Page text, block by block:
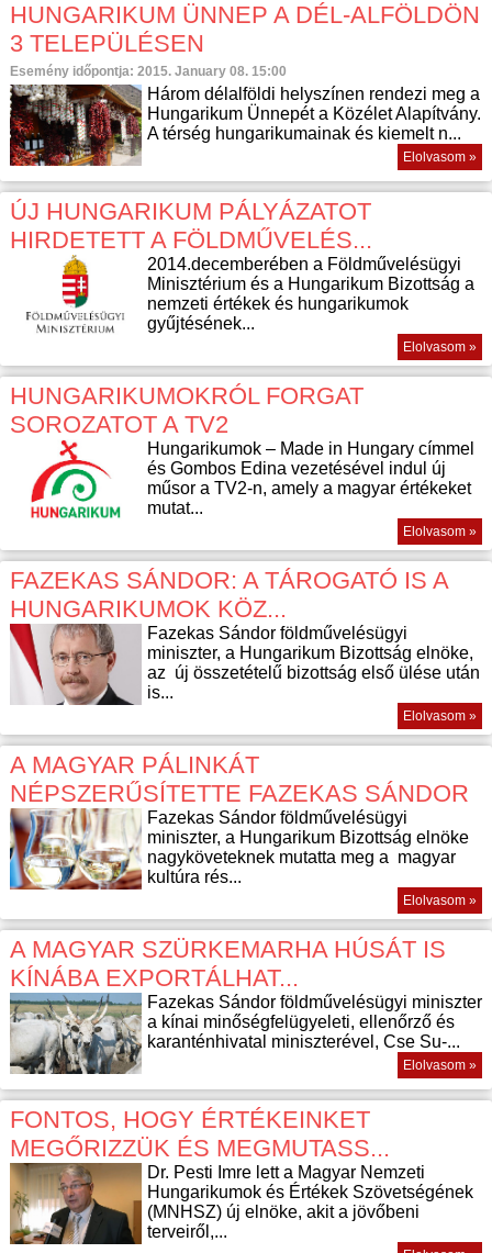
HUNGARIKUM ÜNNEP A DÉL-ALFÖLDÖN
3 TELEPÜLÉSEN
Esemény időpontja: 2015. January 08. 15:00
Három délalföldi helyszínen rendezi meg a
Hungarikum Ünnepét a Közélet Alapítvány.
A térség hungarikumainak és kiemelt n...
Elolvasom »
ÚJ HUNGARIKUM PÁLYÁZATOT
HIRDETETT A FÖLDMŰVELÉS...
2014.decemberében a Földművelésügyi
Minisztérium és a Hungarikum Bizottság a
nemzeti értékek és hungarikumok
gyűjtésének...
Elolvasom »
HUNGARIKUMOKRÓL FORGAT
SOROZATOT A TV2
Hungarikumok – Made in Hungary címmel
és Gombos Edina vezetésével indul új
műsor a TV2-n, amely a magyar értékeket
mutat...
Elolvasom »
FAZEKAS SÁNDOR: A TÁROGATÓ IS A
HUNGARIKUMOK KÖZ...
Fazekas Sándor földművelésügyi
miniszter, a Hungarikum Bizottság elnöke,
az új összetételű bizottság első ülése után
is...
Elolvasom »
A MAGYAR PÁLINKÁT
NÉPSZERŰSÍTETTE FAZEKAS SÁNDOR
Fazekas Sándor földművelésügyi
miniszter, a Hungarikum Bizottság elnöke
nagyköveteknek mutatta meg a magyar
kultúra rés...
Elolvasom »
A MAGYAR SZÜRKEMARHA HÚSÁT IS
KÍNÁBA EXPORTÁLHAT...
Fazekas Sándor földművelésügyi miniszter
a kínai minőségfelügyeleti, ellenőrző és
karanténhivatal miniszterével, Cse Su-...
Elolvasom »
FONTOS, HOGY ÉRTÉKEINKET
MEGŐRIZZÜK ÉS MEGMUTASS...
Dr. Pesti Imre lett a Magyar Nemzeti
Hungarikumok és Értékek Szövetségének
(MNHSZ) új elnöke, akit a jövőbeni
terveiről,...